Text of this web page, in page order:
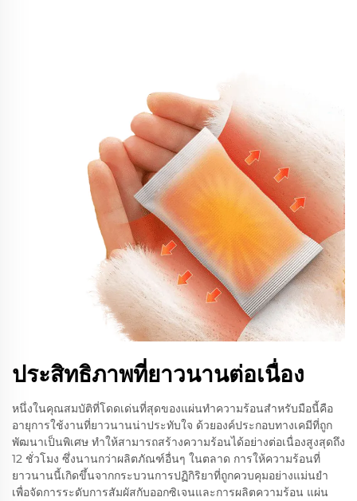
ประสิทธิภาพที่ยาวนานต่อเนื่อง
หนึ่งในคุณสมบัติที่โดดเด่นที่สุดของแผ่นทำความร้อนสำหรับมือนี้คือ
อายุการใช้งานที่ยาวนานน่าประทับใจ ด้วยองค์ประกอบทางเคมีที่ถูก
พัฒนาเป็นพิเศษ ทำให้สามารถสร้างความร้อนได้อย่างต่อเนื่องสูงสุดถึง
12 ชั่วโมง ซึ่งนานกว่าผลิตภัณฑ์อื่นๆ ในตลาด การให้ความร้อนที่
ยาวนานนี้เกิดขึ้นจากกระบวนการปฏิกิริยาที่ถูกควบคุมอย่างแม่นยำ
เพื่อจัดการระดับการสัมผัสกับออกซิเจนและการผลิตความร้อน แผ่น